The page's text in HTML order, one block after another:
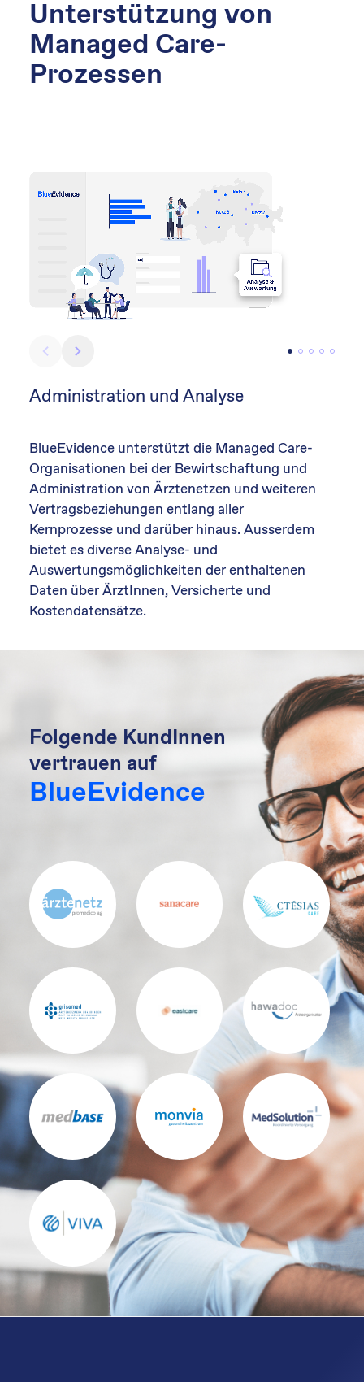
Unterstützung von
Managed Care-
Prozessen
Administration und Analyse
BlueEvidence unterstützt die Managed Care-
Organisationen bei der Bewirtschaftung und
Administration von Ärztenetzen und weiteren
Vertragsbeziehungen entlang aller
Kernprozesse und darüber hinaus. Ausserdem
bietet es diverse Analyse- und
Auswertungsmöglichkeiten der enthaltenen
Daten über ÄrztInnen, Versicherte und
Kostendatensätze.
Folgende KundInnen
vertrauen auf
BlueEvidence